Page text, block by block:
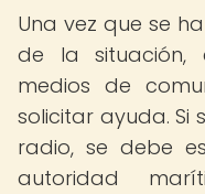
Una vez que se
de la situación,
medios de
solicitar ayuda. Si
radio, se debe
autoridad